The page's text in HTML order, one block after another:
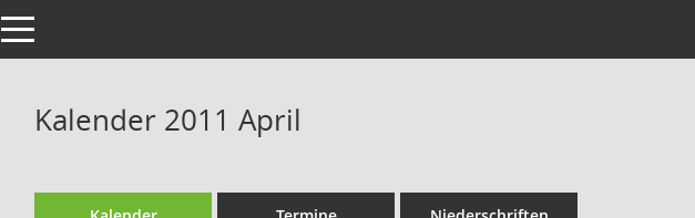
Toggle navigation
Kalender 2011 April